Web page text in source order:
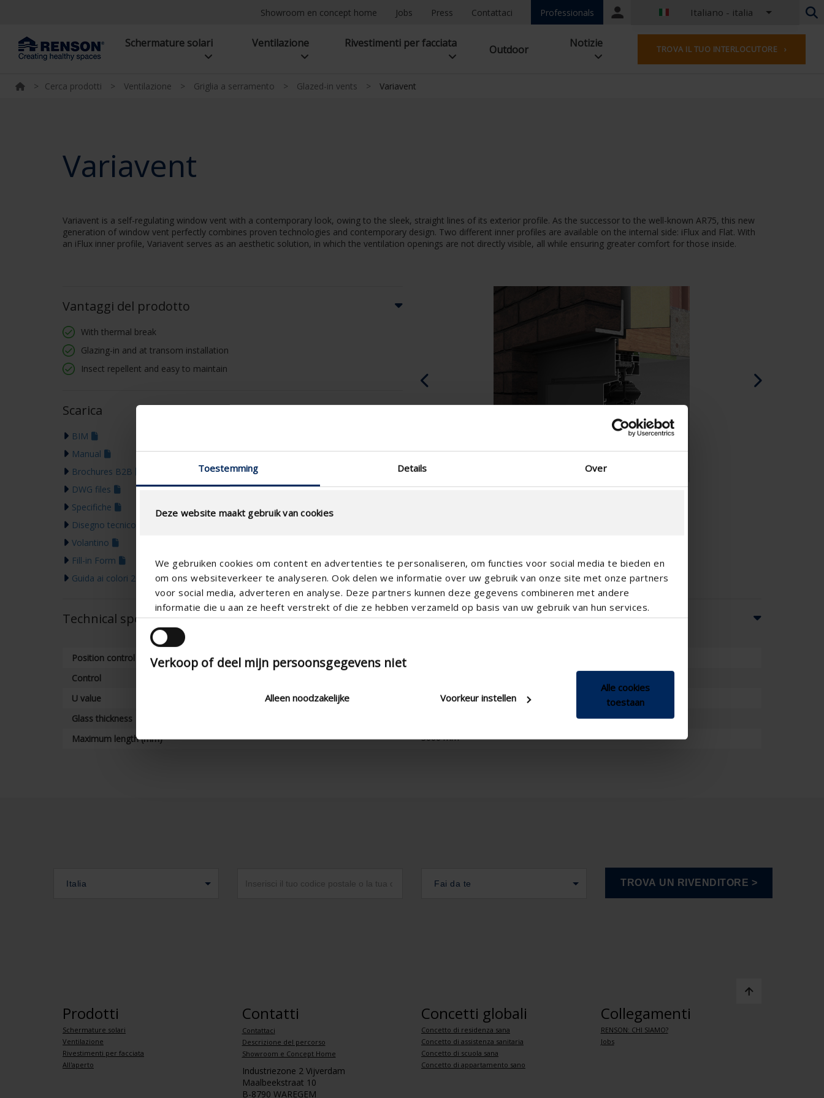
Toestemming Details Over
Deze website maakt gebruik van cookies
We gebruiken cookies om content en advertenties te personaliseren, om functies voor social media te bieden en
om ons websiteverkeer te analyseren. Ook delen we informatie over uw gebruik van onze site met onze partners
voor social media, adverteren en analyse. Deze partners kunnen deze gegevens combineren met andere
informatie die u aan ze heeft verstrekt of die ze hebben verzameld op basis van uw gebruik van hun services.
Verkoop of deel mijn persoonsgegevens niet
Alleen noodzakelijke Voorkeur instellen
Alle cookies
toestaan
Showroom en concept home Jobs Press Contattaci Professionals
Portal
Italiano - italia
Olandese - Belgio
Francese - Belgio
Olandese - Paesi Bassi
Ceco - Repubblica Ceca
Ungherese - Ungheria
Spagnolo - Spagna
Norwegian - Norway
Svedese - Svezia
English - Ireland
English - Canada
Chinese - China
Schermature solari Ventilazione Rivestimenti per facciata Outdoor Notizie TROVA IL TUO INTERLOCUTORE ›
> Cerca prodotti > Ventilazione > Griglia a serramento > Glazed-in vents > Variavent
Variavent
Variavent is a self-regulating window vent with a contemporary look, owing to the sleek, straight lines of its exterior profile. As the successor to the well-known AR75, this new
generation of window vent perfectly combines proven technologies and contemporary design. Two different inner profiles are available on the internal side: iFlux and Flat. With
an iFlux inner profile, Variavent serves as an aesthetic solution, in which the ventilation openings are not directly visible, all while ensuring greater comfort for those inside.
Vantaggi del prodotto
With thermal break
Glazing-in and at transom installation
Insect repellent and easy to maintain
Scarica
BIM
Manual
Brochures B2B
DWG files
Specifiche
Disegno tecnico
Volantino
Fill-in Form
Guida ai colori 2026
Technical specifications
Position control
Control
U value
2,8 W/m²K
Glass thickness
20 mm , 24 mm , 28 mm , 32 mm , 36 mm , 40 mm , 44 mm
Maximum length (mm)
3000 mm
Italia Fai da te
Prodotti
Schermature solari
Ventilazione
Rivestimenti per facciata
All'aperto
Contatti
Contattaci
Descrizione del percorso
Showroom e Concept Home
Industriezone 2 Vijverdam
Maalbeekstraat 10
B-8790 WAREGEM
Concetti globali
Concetto di residenza sana
Concetto di assistenza sanitaria
Concetto di scuola sana
Concetto di appartamento sano
Collegamenti
RENSON: CHI SIAMO?
Jobs